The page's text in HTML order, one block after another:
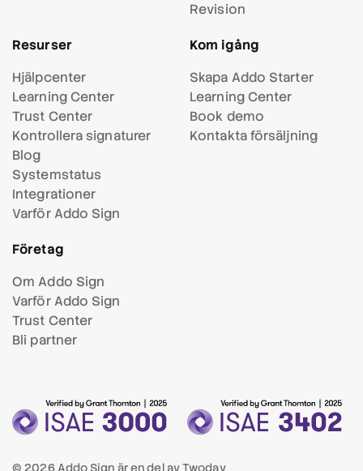
Revision
Resurser
Hjälpcenter
Learning Center
Trust Center
Kontrollera signaturer
Blog
Systemstatus
Integrationer
Varför Addo Sign
Kom igång
Skapa Addo Starter
Learning Center
Book demo
Kontakta försäljning
Företag
Om Addo Sign
Varför Addo Sign
Trust Center
Bli partner